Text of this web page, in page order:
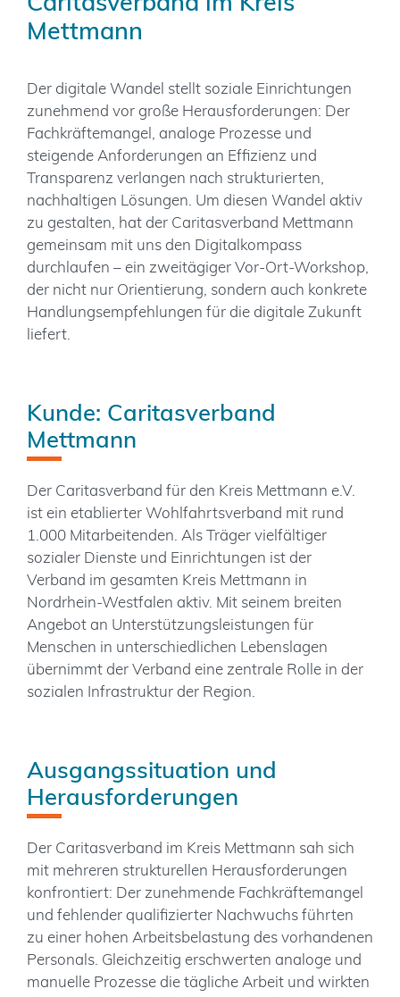
Kontakt
Mettmann
Der digitale Wandel stellt soziale Einrichtungen
zunehmend vor große Herausforderungen: Der
Fachkräftemangel, analoge Prozesse und
steigende Anforderungen an Effizienz und
Transparenz verlangen nach strukturierten,
nachhaltigen Lösungen. Um diesen Wandel aktiv
zu gestalten, hat der Caritasverband Mettmann
gemeinsam mit uns den Digitalkompass
durchlaufen – ein zweitägiger Vor-Ort-Workshop,
der nicht nur Orientierung, sondern auch konkrete
Handlungsempfehlungen für die digitale Zukunft
liefert.
Kunde: Caritasverband
Mettmann
Der Caritasverband für den Kreis Mettmann e.V.
ist ein etablierter Wohlfahrtsverband mit rund
1.000 Mitarbeitenden. Als Träger vielfältiger
sozialer Dienste und Einrichtungen ist der
Verband im gesamten Kreis Mettmann in
Nordrhein-Westfalen aktiv. Mit seinem breiten
Angebot an Unterstützungsleistungen für
Menschen in unterschiedlichen Lebenslagen
übernimmt der Verband eine zentrale Rolle in der
sozialen Infrastruktur der Region.
Ausgangssituation und
Herausforderungen
Der Caritasverband im Kreis Mettmann sah sich
mit mehreren strukturellen Herausforderungen
konfrontiert: Der zunehmende Fachkräftemangel
und fehlender qualifizierter Nachwuchs führten
zu einer hohen Arbeitsbelastung des vorhandenen
Personals. Gleichzeitig erschwerten analoge und
manuelle Prozesse die tägliche Arbeit und wirkten